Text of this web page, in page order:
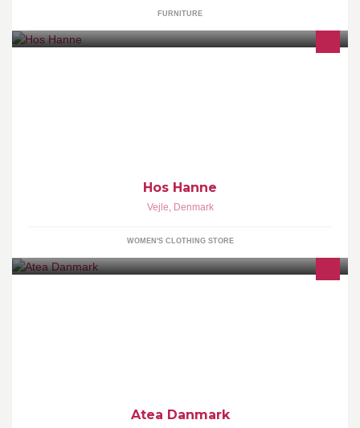
FURNITURE
Hos Hanne
Vejle, Denmark
WOMEN'S CLOTHING STORE
Atea Danmark